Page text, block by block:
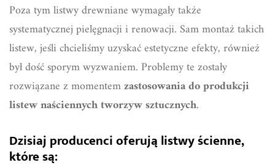
Poza tym listwy drewniane wymagały także
systematycznej pielęgnacji i renowacji. Sam montaż takich
listew, jeśli chcieliśmy uzyskać estetyczne efekty, również
był dość sporym wyzwaniem. Problemy te zostały
rozwiązane z momentemzastosowania do produkcji
listew naściennych tworzyw sztucznych.
Dzisiaj producenci oferują listwy ścienne,
które są: